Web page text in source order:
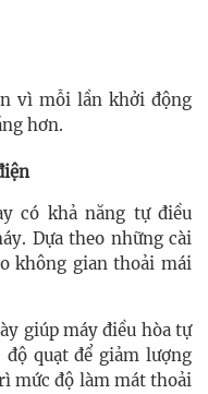
vì mỗi lần khởi động
hơn.
có khả năng tự điều
Dựa theo những cài
không gian thoải mái
giúp máy điều hòa tự
quạt để giảm lượng
mức độ làm mát thoải